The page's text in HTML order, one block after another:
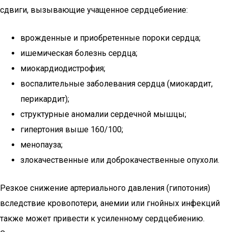
сдвиги, вызывающие учащенное сердцебиение:
врожденные и приобретенные пороки сердца;
ишемическая болезнь сердца;
миокардиодистрофия;
воспалительные заболевания сердца (миокардит,
перикардит);
структурные аномалии сердечной мышцы;
гипертония выше 160/100;
менопауза;
злокачественные или доброкачественные опухоли.
Резкое снижение артериального давления (гипотония)
вследствие кровопотери, анемии или гнойных инфекций
также может привести к усиленному сердцебиению.